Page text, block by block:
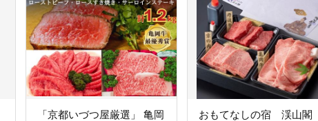
「京都いづつ屋厳選」 亀岡
おもてなしの宿 渓山閣